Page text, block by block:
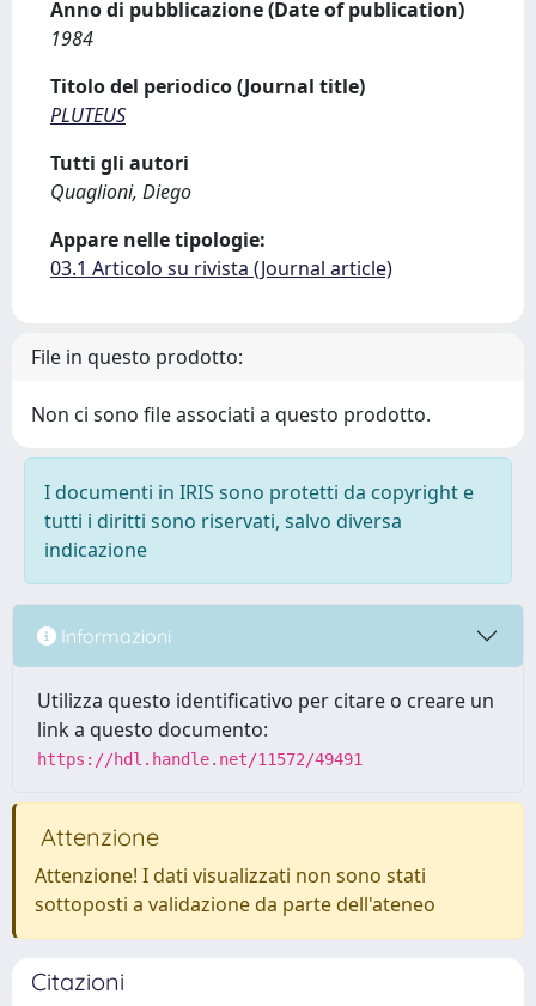
Anno di pubblicazione (Date of publication)
1984
Titolo del periodico (Journal title)
PLUTEUS
Tutti gli autori
Quaglioni, Diego
Appare nelle tipologie:
03.1 Articolo su rivista (Journal article)
File in questo prodotto:
Non ci sono file associati a questo prodotto.
I documenti in IRIS sono protetti da copyright e
tutti i diritti sono riservati, salvo diversa
indicazione
Informazioni
Utilizza questo identificativo per citare o creare un
link a questo documento:
https://hdl.handle.net/11572/49491
Attenzione
Attenzione! I dati visualizzati non sono stati
sottoposti a validazione da parte dell'ateneo
Citazioni